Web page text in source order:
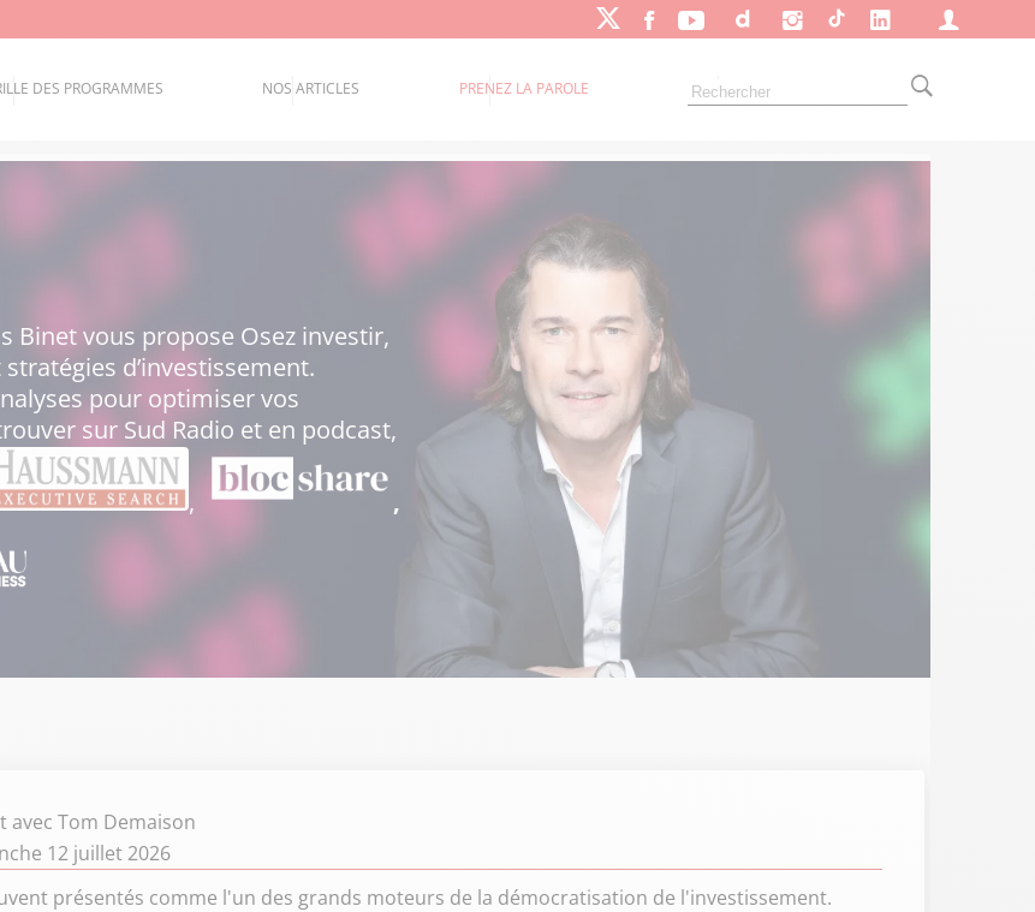
DES PROGRAMMES NOS ARTICLES PRENEZ LA PAROLE
Binet vous propose Osez investir,
d’investissement.
pour optimiser vos
sur Sud Radio et en podcast,
, ,
avec Tom Demaison
12 juillet 2026
présentés comme l'un des grands moteurs de la démocratisation de l'investissement.